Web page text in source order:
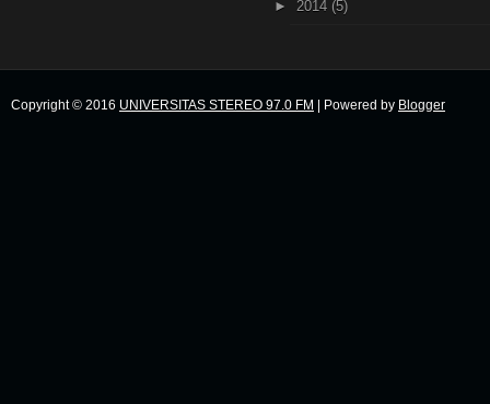
► 2014 (5)
Copyright © 2016 UNIVERSITAS STEREO 97.0 FM | Powered by Blogger